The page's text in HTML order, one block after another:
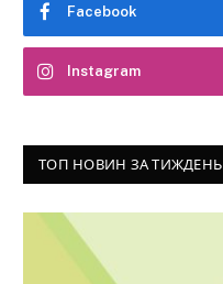
Facebook
Instagram
ТОП НОВИН ЗА ТИЖДЕНЬ